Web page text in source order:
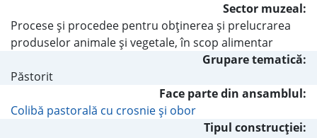
Sector muzeal:
Procese şi procedee pentru obţinerea şi prelucrarea
produselor animale şi vegetale, în scop alimentar
Grupare tematică:
Păstorit
Face parte din ansamblul:
Colibă pastorală cu crosnie şi obor
Tipul construcţiei: